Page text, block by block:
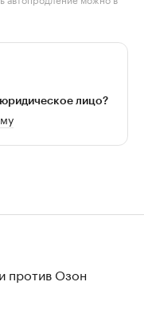
лицо?
против Озон